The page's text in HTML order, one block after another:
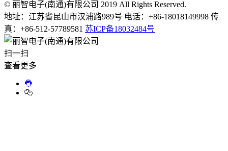
© 丽智电子(南通)有限公司 2019 All Rights Reserved.
地址：江苏省昆山市汉浦路989号 电话：+86-18018149998 传
真：+86-512-57789581 苏ICP备18032484号
扫一扫
查看更多